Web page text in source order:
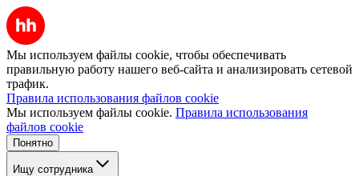
Мы используем файлы cookie, чтобы обеспечивать
правильную работу нашего веб-сайта и анализировать сетевой
трафик.
Правила использования файлов cookie
Мы используем файлы cookie. Правила использования
файлов cookie
Понятно
Ищу сотрудника